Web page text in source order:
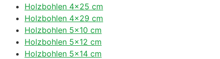
Holzbohlen 4×25 cm
Holzbohlen 4×29 cm
Holzbohlen 5×10 cm
Holzbohlen 5×12 cm
Holzbohlen 5×14 cm